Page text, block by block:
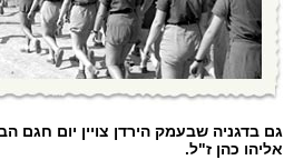
גם בדגניה שבעמק הירדן צויין יום חגם
אליהו כהן ז"ל.